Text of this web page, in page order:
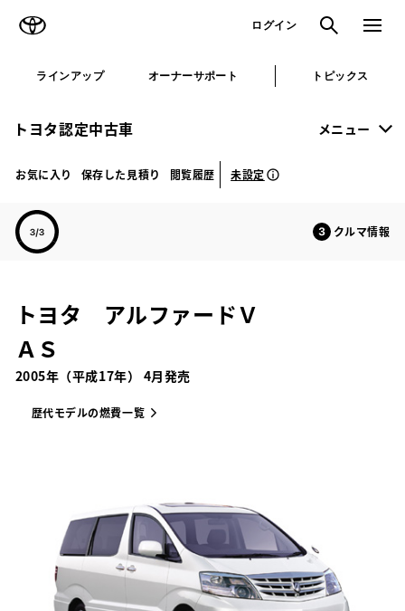
ログイン 検索 メニュ
ラインアップ オーナーサポート トピックス
トヨタ認定中古車 メニュー
お気に入り 保存した見積り 閲覧履歴 未設定
クルマ情報
トヨタ アルファードＶ
ＡＳ
2005年（平成17年） 4月発売
歴代モデルの燃費一覧